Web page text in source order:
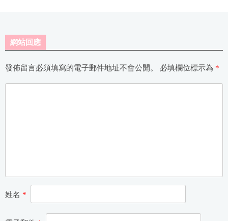
網站回應
發佈留言必須填寫的電子郵件地址不會公開。 必填欄位標示為 *
姓名 *